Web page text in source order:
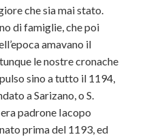
che sia mai stato.
di famiglie, che poi
amavano il
le nostre cronache
sino a tutto il 1194,
a Sarizano, o S.
padrone Iacopo
prima del 1193, ed